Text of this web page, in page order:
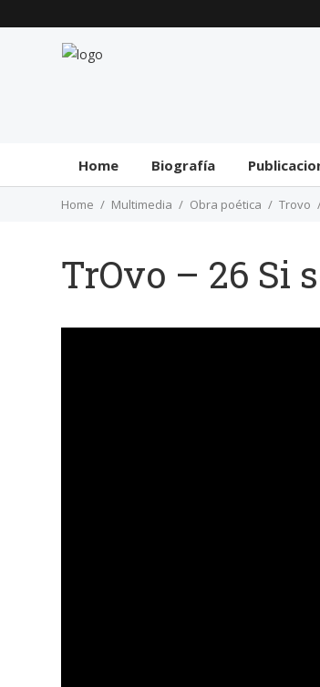
Home Biografía
Home Multimedia Obra poética Trovo
TrOvo – 26 Si